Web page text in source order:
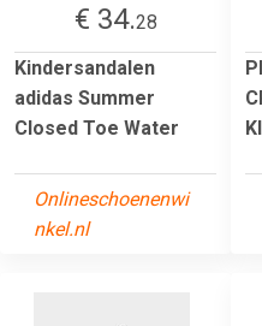
€ 34.28
Kindersandalen
adidas Summer
Closed Toe Water
Onlineschoenenwi
nkel.nl